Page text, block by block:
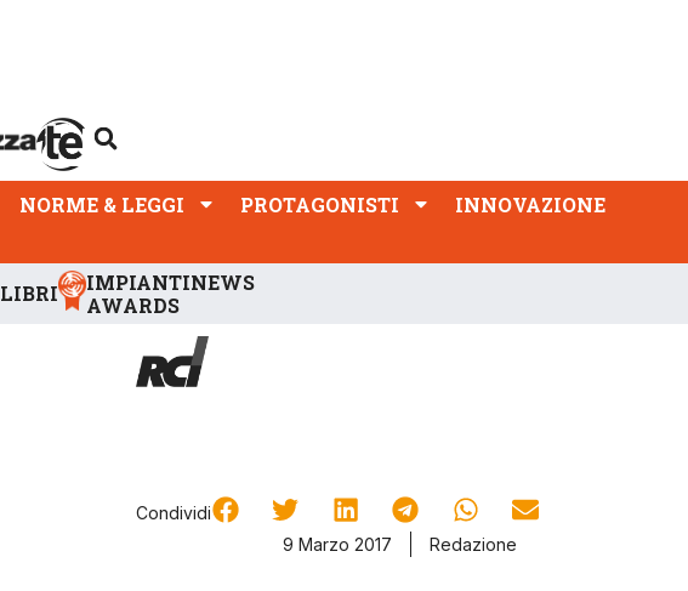
NORME & LEGGI PROTAGONISTI
INNOVAZIONE
LIBRI
IMPIANTINEWS
AWARDS
Condividi
9 Marzo 2017
Redazione